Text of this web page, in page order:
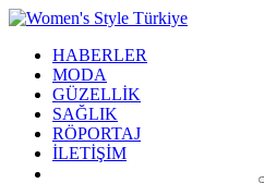
HABERLER
MODA
GÜZELLİK
SAĞLIK
RÖPORTAJ
İLETİŞİM